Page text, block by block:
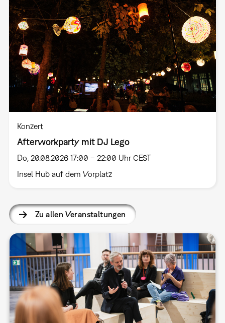
Konzert
Afterworkparty mit DJ Lego
Do, 20.08.2026 17:00 – 22:00 Uhr CEST
Insel Hub auf dem Vorplatz
Zu allen Veranstaltungen